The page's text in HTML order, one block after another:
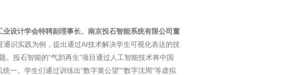
业设计学会特聘副理事长、南京投石智能系统有限公司董
通识实践为例，提出通过AI技术解决学生可视化表达的技
投石智能的“气韵再生”项目通过人工智能技术将中国
一。学生们通过训练出“数字黄公望”“数字沈周”等虚拟